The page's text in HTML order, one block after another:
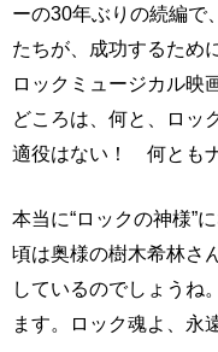
ーの30年ぶりの続編で
たちが、成功するため
ロックミュージカル映
どころは、何と、ロ
適役はない！ 何とも
本当に“ロックの神様”
頃は奥様の樹木希林さ
しているのでしょうね
ます。ロック魂よ、永